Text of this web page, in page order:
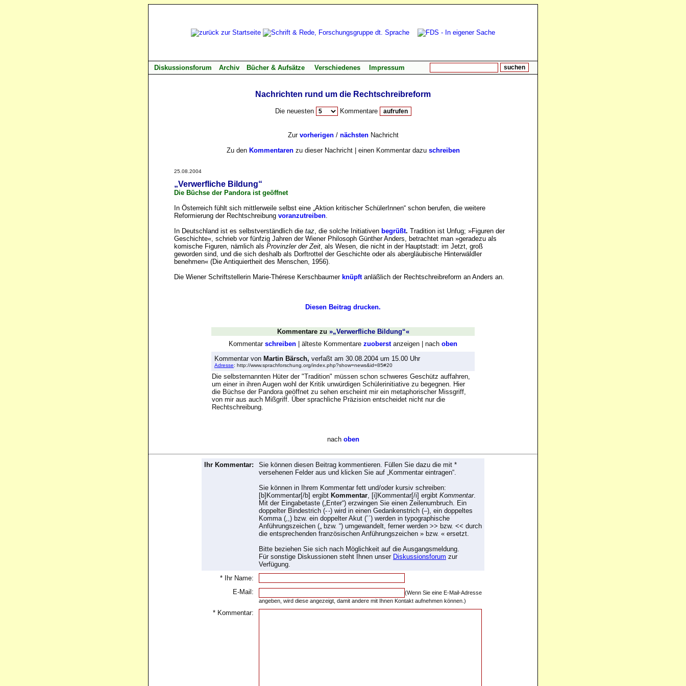
Diskussionsforum Archiv Bücher & Aufsätze Verschiedenes Impressum
Nachrichten rund um die Rechtschreibreform
Die neuesten Kommentare
Zur vorherigen/ nächstenNachricht
Zu den Kommentarenzu dieser Nachricht | einen Kommentar dazu schreiben
25.08.2004
„Verwerfliche Bildung“
Die Büchse der Pandora ist geöffnet
In Österreich fühlt sich mittlerweile selbst eine „Aktion kritischer SchülerInnen“ schon berufen, die weitere
Reformierung der Rechtschreibung voranzutreiben.
In Deutschland ist es selbstverständlich die taz, die solche Initiativen begrüßt. Tradition ist Unfug; »Figuren der
Geschichte«, schrieb vor fünfzig Jahren der Wiener Philosoph Günther Anders, betrachtet man »geradezu als
komische Figuren, nämlich als Provinzler der Zeit, als Wesen, die nicht in der Hauptstadt: im Jetzt, groß
geworden sind, und die sich deshalb als Dorftrottel der Geschichte oder als abergläubische Hinterwäldler
benehmen« (Die Antiquiertheit des Menschen, 1956).
Die Wiener Schriftstellerin Marie-Thérese Kerschbaumer knüpftanläßlich der Rechtschreibreform an Anders an.
Diesen Beitrag drucken.
Kommentarezu »„Verwerfliche Bildung“«
Kommentar schreiben | älteste Kommentare zuoberstanzeigen | nach oben
Kommentarvon Martin Bärsch, verfaßt am 30.08.2004 um 15.00 Uhr
Adresse: http://www.sprachforschung.org/index.php?show=news&id=85#20
Die selbsternannten Hüter der "Tradition" müssen schon schweres Geschütz auffahren,
um einer in ihren Augen wohl der Kritik unwürdigen Schülerinitiative zu begegnen. Hier
die Büchse der Pandora geöffnet zu sehen erscheint mir ein metaphorischer Missgriff,
von mir aus auch Mißgriff. Über sprachliche Präzision entscheidet nicht nur die
Rechtschreibung.
nach oben
Ihr Kommentar:
Sie können diesen Beitrag kommentieren. Füllen Sie dazu die mit *
versehenen Felder aus und klicken Sie auf „Kommentar eintragen“.
Sie können in Ihrem Kommentar fett und/oder kursiv schreiben:
[b]Kommentar[/b] ergibt Kommentar , [i]Kommentar[/i] ergibt Kommentar.
Mit der Eingabetaste („Enter“) erzwingen Sie einen Zeilenumbruch. Ein
doppelter Bindestrich (- -) wird in einen Gedankenstrich (–), ein doppeltes
Komma (,,) bzw. ein doppelter Akut (´´) werden in typographische
Anführungszeichen („ bzw. “) umgewandelt, ferner werden >> bzw. << durch
die entsprechenden französischen Anführungszeichen » bzw. « ersetzt.
Bitte beziehen Sie sich nach Möglichkeit auf die Ausgangsmeldung.
Für sonstige Diskussionen steht Ihnen unser Diskussionsforum zur
Verfügung.
* Ihr Name:
E-Mail:
(Wenn Sie eine E-Mail-Adresse
angeben, wird diese angezeigt, damit andere mit Ihnen Kontakt aufnehmen können.)
* Kommentar: